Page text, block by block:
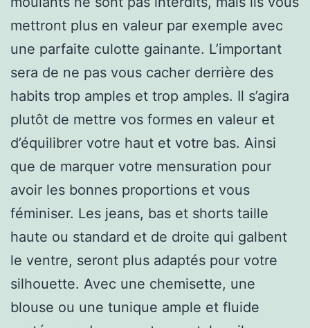
mettront plus en valeur par exemple avec
une parfaite culotte gainante. L’important
sera de ne pas vous cacher derrière des
habits trop amples et trop amples. Il s’agira
plutôt de mettre vos formes en valeur et
d’équilibrer votre haut et votre bas. Ainsi
que de marquer votre mensuration pour
avoir les bonnes proportions et vous
féminiser. Les jeans, bas et shorts taille
haute ou standard et de droite qui galbent
le ventre, seront plus adaptés pour votre
silhouette. Avec une chemisette, une
blouse ou une tunique ample et fluide